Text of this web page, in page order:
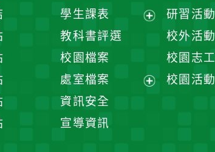
學生課表
單
教科書評選
校園檔案
處室檔案
資訊安全
宣導資訊
研習活動
校外活動
校園志工
校園活動